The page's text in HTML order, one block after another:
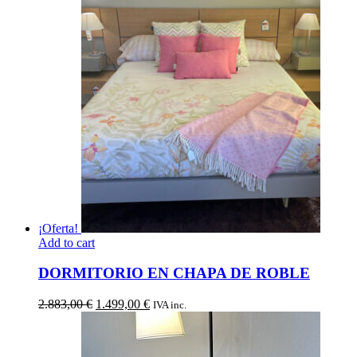
¡Oferta!
Add to cart
DORMITORIO EN CHAPA DE ROBLE
2.883,00€ El
1.499,00 €El
precio
actual
IVA inc.